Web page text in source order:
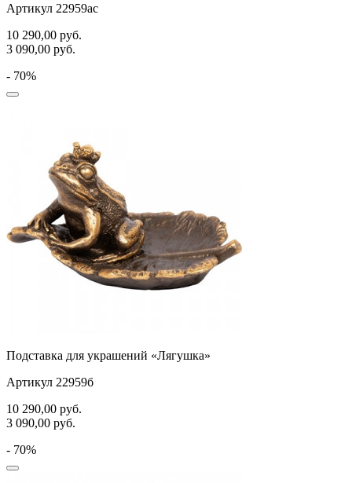
Артикул 22959ас
10 290,00 руб.
3 090,00 руб.
- 70%
Подставка для украшений «Лягушка»
Артикул 22959б
10 290,00 руб.
3 090,00 руб.
- 70%